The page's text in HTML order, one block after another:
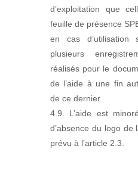
d’exploitation que
feuille de présence
en cas d’utilisation
plusieurs
réalisés pour le
de l’aide à une fin
de ce dernier.
4.9. L’aide est
d’absence du logo de
prévu à l’article 2.3.